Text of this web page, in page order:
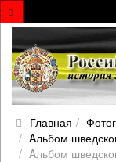
Главная
Aльбом
Aльбом